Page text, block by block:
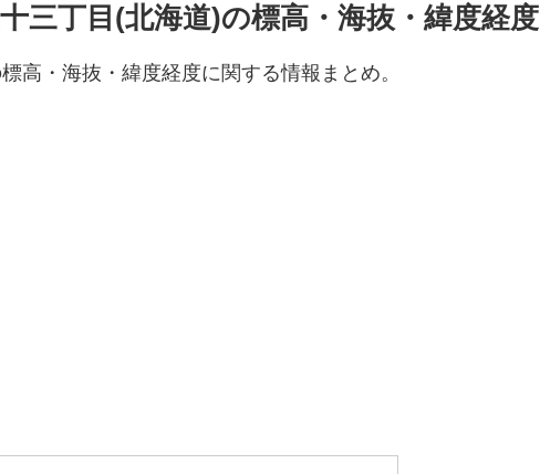
三丁目(北海道)の標高・海抜・緯度経度
高・海抜・緯度経度に関する情報まとめ。